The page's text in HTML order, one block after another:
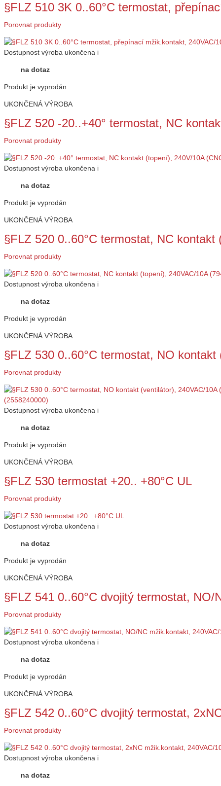
§FLZ 510 3K 0..60°C termostat,
Porovnat produkty
Dostupnost výroba ukončena i
na dotaz
Produkt je vyprodán
UKONČENÁ VÝROBA
§FLZ 520 -20..+40° termostat, NC
Porovnat produkty
Dostupnost výroba ukončena i
na dotaz
Produkt je vyprodán
UKONČENÁ VÝROBA
§FLZ 520 0..60°C termostat, NC
Porovnat produkty
Dostupnost výroba ukončena i
na dotaz
Produkt je vyprodán
UKONČENÁ VÝROBA
§FLZ 530 0..60°C termostat, NO
Porovnat produkty
Dostupnost výroba ukončena i
na dotaz
Produkt je vyprodán
UKONČENÁ VÝROBA
§FLZ 530 termostat +20.. +80°C UL
Porovnat produkty
Dostupnost výroba ukončena i
na dotaz
Produkt je vyprodán
UKONČENÁ VÝROBA
§FLZ 541 0..60°C dvojitý termostat,
Porovnat produkty
Dostupnost výroba ukončena i
na dotaz
Produkt je vyprodán
UKONČENÁ VÝROBA
§FLZ 542 0..60°C dvojitý termostat,
Porovnat produkty
Dostupnost výroba ukončena i
na dotaz